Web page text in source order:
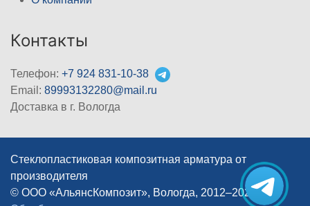
Контакты
Телефон: +7 924 831-10-38
Email: 89993132280@mail.ru
Доставка в г. Вологда
Стеклопластиковая композитная арматура от
производителя
© ООО «АльянсКомпозит», Вологда, 2012–2026
|